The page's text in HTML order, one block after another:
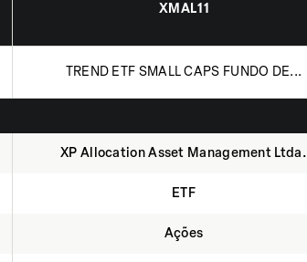
XMAL11
TREND ETF SMALL CAPS FUNDO DE...
XP Allocation Asset Management Ltda.
ETF
Ações